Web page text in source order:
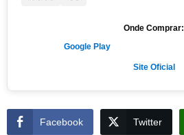
Onde Comprar:
Google Play
Site Oficial
Facebook Twitter